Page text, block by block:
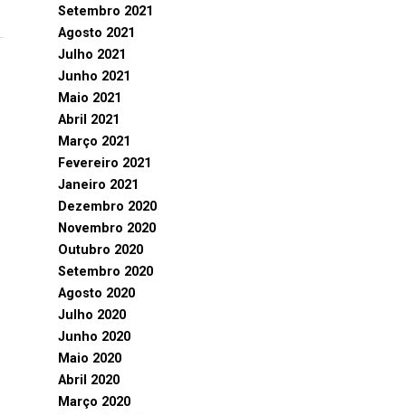
Setembro 2021
Agosto 2021
Julho 2021
Junho 2021
Maio 2021
Abril 2021
Março 2021
Fevereiro 2021
Janeiro 2021
Dezembro 2020
Novembro 2020
Outubro 2020
Setembro 2020
Agosto 2020
Julho 2020
Junho 2020
Maio 2020
Abril 2020
Março 2020